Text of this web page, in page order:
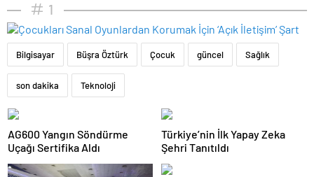
1
Bilgisayar Büşra Öztürk Çocuk güncel Sağlık
son dakika Teknoloji
AG600 Yangın Söndürme
Uçağı Sertifika Aldı
Türkiye’nin İlk Yapay Zeka
Şehri Tanıtıldı